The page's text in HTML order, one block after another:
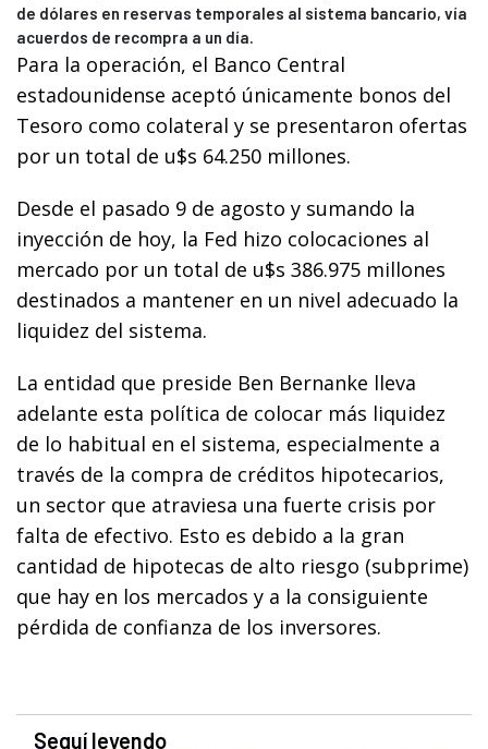
de dólares en reservas temporales al sistema bancario, vía
acuerdos de recompra a un día.
Para la operación, el Banco Central
estadounidense aceptó únicamente bonos del
Tesoro como colateral y se presentaron ofertas
por un total de u$s 64.250 millones.
Desde el pasado 9 de agosto y sumando la
inyección de hoy, la Fed hizo colocaciones al
mercado por un total de u$s 386.975 millones
destinados a mantener en un nivel adecuado la
liquidez del sistema.
La entidad que preside Ben Bernanke lleva
adelante esta política de colocar más liquidez
de lo habitual en el sistema, especialmente a
través de la compra de créditos hipotecarios,
un sector que atraviesa una fuerte crisis por
falta de efectivo. Esto es debido a la gran
cantidad de hipotecas de alto riesgo (subprime)
que hay en los mercados y a la consiguiente
pérdida de confianza de los inversores.
Seguí leyendo